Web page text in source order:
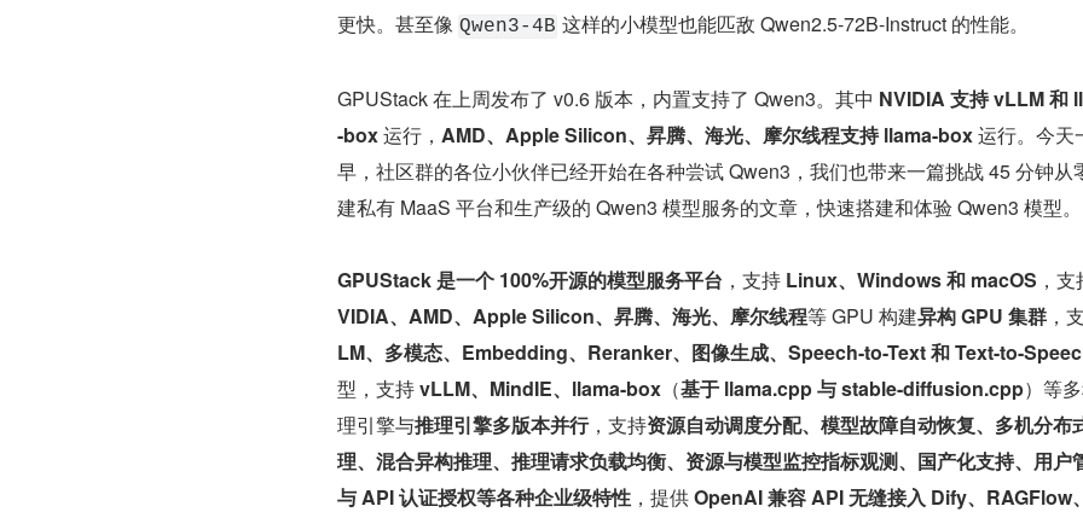
更快。甚至像 Qwen3-4B 这样的小模型也能匹敌 Qwen2.5-72B-Instruct 的性能。
GPUStack 在上周发布了 v0.6 版本，内置支持了 Qwen3。其中 NVIDIA 支持 vLLM 和
-box 运行， AMD、Apple Silicon、昇腾、海光、摩尔线程支持 llama-box 运行。今天
早，社区群的各位小伙伴已经开始在各种尝试 Qwen3，我们也带来一篇挑战 45 分钟从
建私有 MaaS 平台和生产级的 Qwen3 模型服务的文章，快速搭建和体验 Qwen3 模型。
GPUStack 是一个 100%开源的模型服务平台 ，支持 Linux、Windows 和 macOS ，
VIDIA、AMD、Apple Silicon、昇腾、海光、摩尔线程等 GPU 构建异构 GPU 集群 ，
LM、多模态、Embedding、Reranker、图像生成、Speech-to-Text 和 Text-to-
型，支持 vLLM、MindIE、llama-box （基于 llama.cpp 与 stable-diffusion.cpp）等
理引擎与推理引擎多版本并行，支持资源自动调度分配、模型故障自动恢复、多机分布
理、混合异构推理、推理请求负载均衡、资源与模型监控指标观测、国产化支持、用户
与 API 认证授权等各种企业级特性 ，提供 OpenAI 兼容 API 无缝接入 Dify、RAGFlow